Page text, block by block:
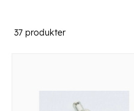
37 produkter